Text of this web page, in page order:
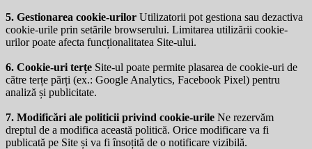
5. Gestionarea cookie-urilor Utilizatorii pot gestiona sau dezactiva
cookie-urile prin setările browserului. Limitarea utilizării cookie-
urilor poate afecta funcționalitatea Site-ului.
6. Cookie-uri terțe Site-ul poate permite plasarea de cookie-uri de
către terțe părți (ex.: Google Analytics, Facebook Pixel) pentru
analiză și publicitate.
7. Modificări ale politicii privind cookie-urile Ne rezervăm
dreptul de a modifica această politică. Orice modificare va fi
publicată pe Site și va fi însoțită de o notificare vizibilă.